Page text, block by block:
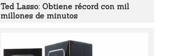
Ted Lasso: Obtiene récord con mil
millones de minutos